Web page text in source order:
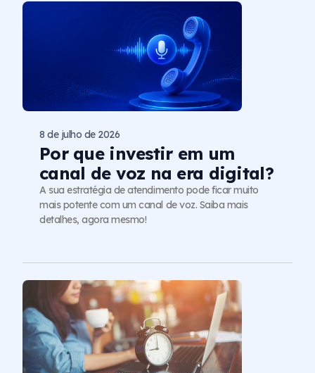
Por que investir em um
canal de voz na era digital?
8 de julho de 2026
A sua estratégia de atendimento pode ficar muito
mais potente com um canal de voz. Saiba mais
detalhes, agora mesmo!